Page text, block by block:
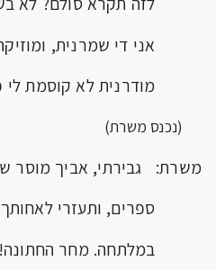
אני די שמרנית,
מודרנית לא קוסמת לי
(נכנס משרת)
משרת: גבירתי, אביך מוסר
ספרים, ותעזרי לאחותך
במלתחה. מחר החתונה!